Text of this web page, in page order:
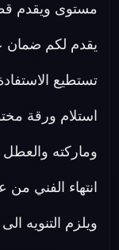
يقدم لكم ضمان
تستطيع
استلام ورقة
وماركته
انتهاء الفني
ويلزم التنويه